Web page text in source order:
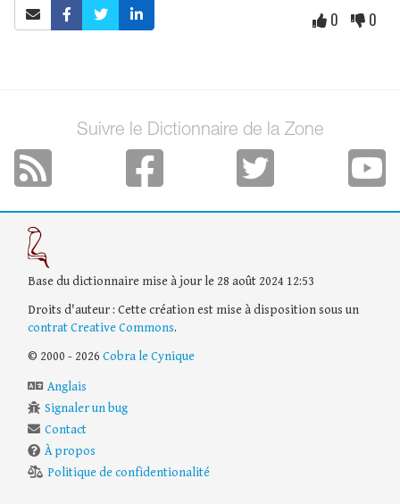
0 0
Suivre le Dictionnaire de la Zone
Base du dictionnaire mise à jour le 28 août 2024 12:53
Droits d'auteur : Cette création est mise à disposition sous un
contrat Creative Commons.
© 2000 - 2026 Cobra le Cynique
Anglais
Signaler un bug
Contact
À propos
Politique de confidentionalité